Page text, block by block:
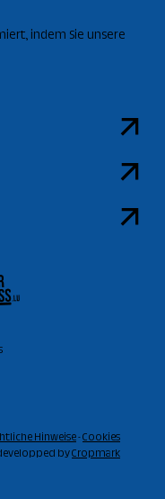
indem Sie unsere
Hinweise-Cookies
byCropmark